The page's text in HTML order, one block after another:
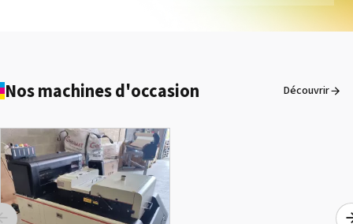
Sefa ROTEX PRO v5
Nos machines d'occasion Découvrir